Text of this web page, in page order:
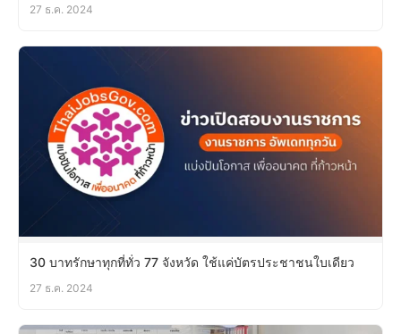
27 ธ.ค. 2024
30 บาทรักษาทุกที่ทั่ว 77 จังหวัด ใช้แค่บัตรประชาชนใบเดียว
27 ธ.ค. 2024